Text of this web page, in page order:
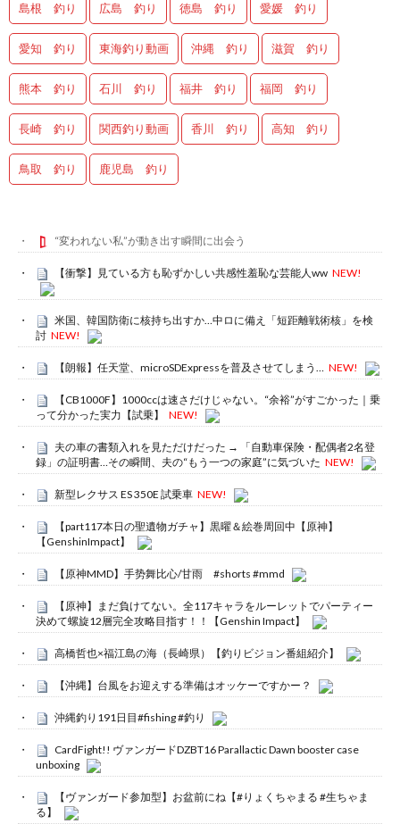
島根 釣り 広島 釣り 徳島 釣り 愛媛 釣り
愛知 釣り 東海釣り動画 沖縄 釣り 滋賀 釣り
熊本 釣り 石川 釣り 福井 釣り 福岡 釣り
長崎 釣り 関西釣り動画 香川 釣り 高知 釣り
鳥取 釣り 鹿児島 釣り
“変われない私”が動き出す瞬間に出会う
【衝撃】見ている方も恥ずかしい共感性羞恥な芸能人ww NEW!
米国、韓国防衛に核持ち出すか…中ロに備え「短距離戦術核」を検
討 NEW!
【朗報】任天堂、microSDExpressを普及させてしまう… NEW!
【CB1000F】1000ccは速さだけじゃない。“余裕”がすごかった｜乗
って分かった実力【試乗】
NEW!
夫の車の書類入れを見ただけだった → 「自動車保険・配偶者2名登
録」の証明書…その瞬間、夫の“もう一つの家庭”に気づいた NEW!
新型レクサス ES 350E 試乗車 NEW!
【part117本日の聖遺物ガチャ】黒曜＆絵巻周回中【原神】
【GenshinImpact】
【原神MMD】手势舞比心/甘雨 #shorts #mmd
【原神】まだ負けてない。全117キャラをルーレットでパーティー
決めて螺旋12層完全攻略目指す！！【Genshin Impact】
高橋哲也×福江島の海（長崎県）【釣りビジョン番組紹介】
【沖縄】台風をお迎えする準備はオッケーですかー？
沖縄釣り191日目#fishing #釣り
CardFight!! ヴァンガードDZBT16 Parallactic Dawn booster case
unboxing
【ヴァンガード参加型】お盆前にね【#りょくちゃまる #生ちゃま
る】